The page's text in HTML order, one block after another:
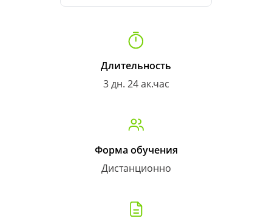
Длительность
3 дн. 24 ак.час
Форма обучения
Дистанционно